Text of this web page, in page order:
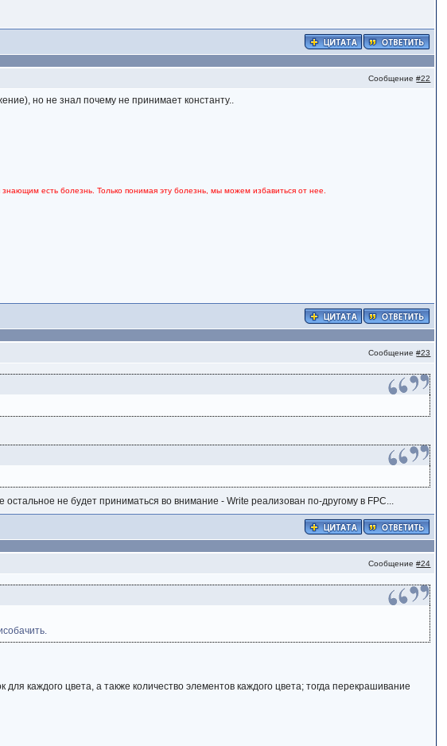
Сообщение#22
но не знал почему не принимает константу..
есть болезнь. Только понимая эту болезнь, мы можем избавиться от нее.
Сообщение#23
не будет приниматься во внимание - Write реализован по-другому в FPC...
Сообщение#24
каждого цвета, а также количество элементов каждого цвета; тогда перекрашивание